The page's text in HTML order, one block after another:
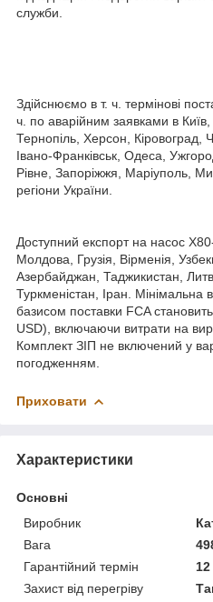
служби.
Здійснюємо в т. ч. термінові
ч. по аварійним заявками в
Тернопіль, Херсон, Кіровоград,
Івано-Франківськ, Одеса,
Рівне, Запоріжжя, Маріуполь,
регіони України.
Доступний експорт на насос
Молдова, Грузія, Вірменія,
Азербайджан, Таджикистан,
Туркменістан, Іран. Мінімальна
базисом поставки FCA
USD), включаючи витрати на
Комплект ЗІП не включений у
погодженням.
Приховати
Характеристики
Основні
Виробник
Вага
Гарантійний термін
12
Захист від перегріву